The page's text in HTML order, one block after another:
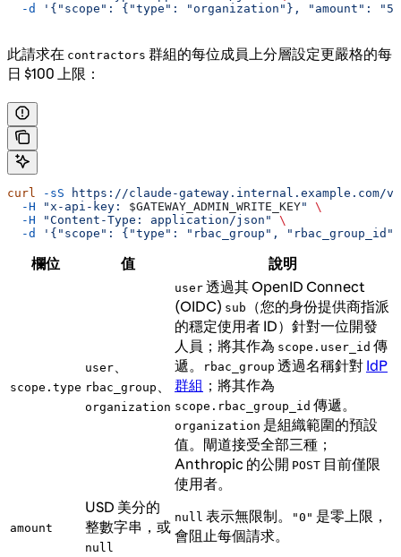
  -d
'{"scope": {"type": "organization"}, "amount":
此請求在 contractors 群組的每位成員上分層設定更嚴格的每
日 $100 上限：
curl -sS https://claude-gateway.internal.example.com/
  -H
"x-api-key: $GATEWAY_ADMIN_WRITE_KEY"
\
  -H
"Content-Type: application/json"
\
  -d
'{"scope": {"type": "rbac_group",
欄位 值 說明
scope.type
user
rbac_group
organization
user 透過其 OpenID Connect
(OIDC) sub
（您的身份提供商指派
的穩定使用者 ID）針對一位開發
人員；將其作為 scope.user_id 傳
遞。
rbac_group 透過名稱針對 IdP
群組 ；將其作為
scope.rbac_group_id 傳遞。
organization 是組織範圍的預設
值。閘道接受全部三種；
Anthropic 的公開 POST 目前僅限
使用者。
amount
USD 美分的
整數字串，或
null
null 表示無限制。 "0" 是零上限，
會阻止每個請求。